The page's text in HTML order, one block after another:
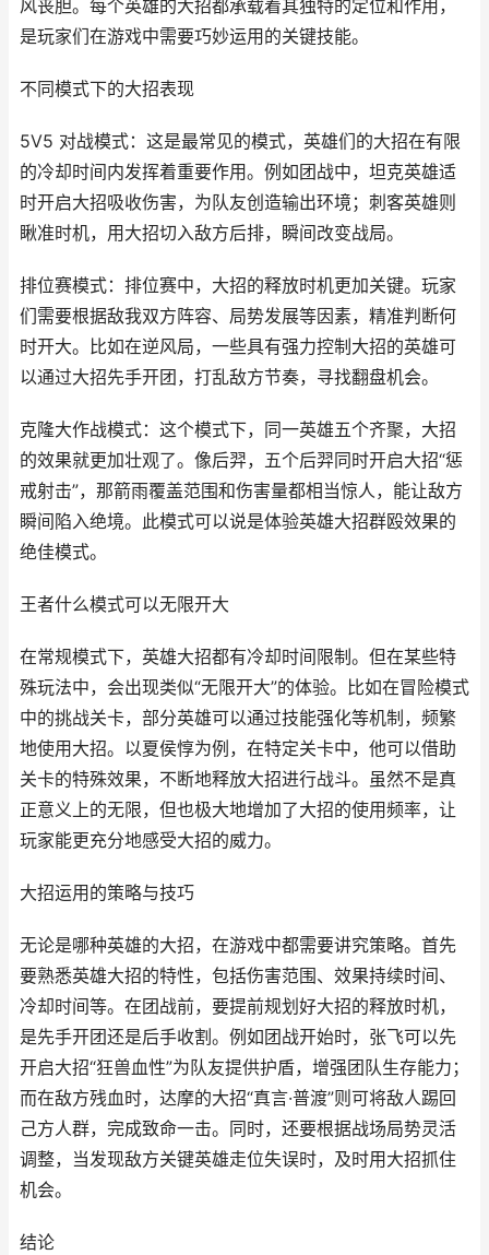
风丧胆。每个英雄的大招都承载着其独特的定位和作用，
是玩家们在游戏中需要巧妙运用的关键技能。
不同模式下的大招表现
5V5 对战模式：这是最常见的模式，英雄们的大招在有限
的冷却时间内发挥着重要作用。例如团战中，坦克英雄适
时开启大招吸收伤害，为队友创造输出环境；刺客英雄则
瞅准时机，用大招切入敌方后排，瞬间改变战局。
排位赛模式：排位赛中，大招的释放时机更加关键。玩家
们需要根据敌我双方阵容、局势发展等因素，精准判断何
时开大。比如在逆风局，一些具有强力控制大招的英雄可
以通过大招先手开团，打乱敌方节奏，寻找翻盘机会。
克隆大作战模式：这个模式下，同一英雄五个齐聚，大招
的效果就更加壮观了。像后羿，五个后羿同时开启大招“惩
戒射击”，那箭雨覆盖范围和伤害量都相当惊人，能让敌方
瞬间陷入绝境。此模式可以说是体验英雄大招群殴效果的
绝佳模式。
王者什么模式可以无限开大
在常规模式下，英雄大招都有冷却时间限制。但在某些特
殊玩法中，会出现类似“无限开大”的体验。比如在冒险模式
中的挑战关卡，部分英雄可以通过技能强化等机制，频繁
地使用大招。以夏侯惇为例，在特定关卡中，他可以借助
关卡的特殊效果，不断地释放大招进行战斗。虽然不是真
正意义上的无限，但也极大地增加了大招的使用频率，让
玩家能更充分地感受大招的威力。
大招运用的策略与技巧
无论是哪种英雄的大招，在游戏中都需要讲究策略。首先
要熟悉英雄大招的特性，包括伤害范围、效果持续时间、
冷却时间等。在团战前，要提前规划好大招的释放时机，
是先手开团还是后手收割。例如团战开始时，张飞可以先
开启大招“狂兽血性”为队友提供护盾，增强团队生存能力；
而在敌方残血时，达摩的大招“真言·普渡”则可将敌人踢回
己方人群，完成致命一击。同时，还要根据战场局势灵活
调整，当发现敌方关键英雄走位失误时，及时用大招抓住
机会。
结论